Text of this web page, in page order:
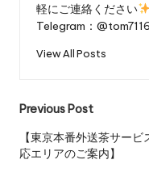
軽にご連絡ください
Telegram：@tom7116
View All Posts
Previous Post
【東京本番外送茶サービ
応エリアのご案内】